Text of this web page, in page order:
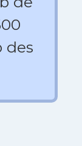
des